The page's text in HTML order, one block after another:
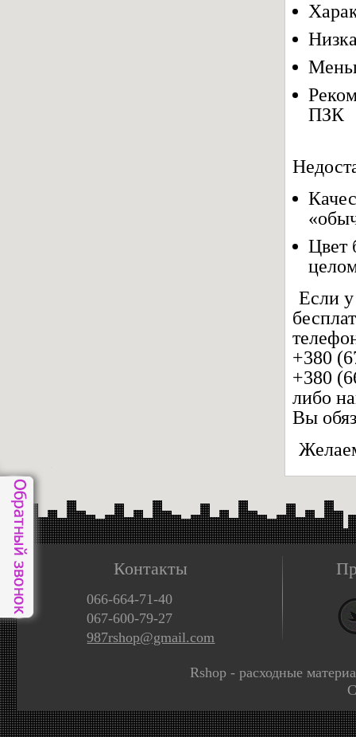
ПЗК
Цвет
Если
+380
+380
либо
Вы
Контакты
066-664-71-40
067-600-79-27
987rshop@gmail.com
Rshop - расходные